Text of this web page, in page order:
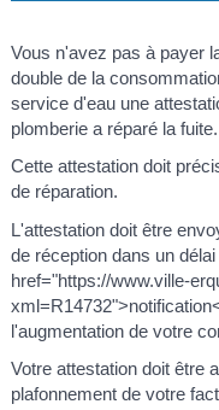
Vous n'avez pas à payer
double de la
service d'eau une
plomberie a réparé la fuite.
Cette attestation doit
de réparation.
L'attestation doit être
de réception dans un
href="https://www.ville-
l'augmentation de votre
Votre attestation doit être
plafonnement de votre